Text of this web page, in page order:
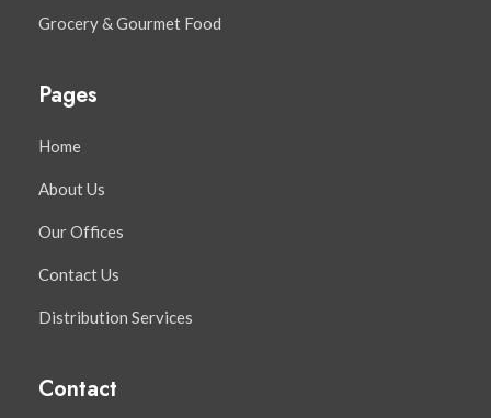
Grocery & Gourmet Food
Pages
Home
About Us
Our Offices
Contact Us
Distribution Services
Contact